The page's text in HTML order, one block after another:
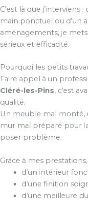
C’est là que j’interviens
main ponctuel ou d’un
aménagements, je
sérieux et efficacité.
Pourquoi les petits
Faire appel à un
Cléré-les-Pins, c’est
qualité.
Un meuble mal monté,
mur mal préparé pour
poser problème.
Grâce à mes
d’un intérieur
d’une finition
d’une meilleure